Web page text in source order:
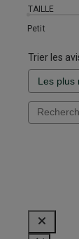
TAILLE
Petit
Trier les